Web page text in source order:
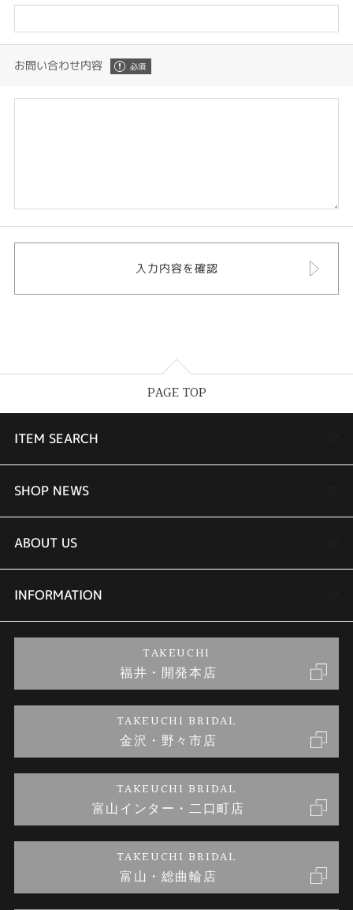
お問い合わせ内容
PAGE TOP
ITEM SEARCH
婚約指輪
結婚指輪
セットリング
婚約ネックレス
金・プラチナのお取引
SHOP NEWS
TAKEUCHI BRIDAL金沢本店情報
商品一覧
ブランドリスト
金澤指輪工房｜手作りペアリング
金澤指輪工房｜手作り結婚指輪 and 婚約指輪
金澤指輪工房｜手作り婚約指輪プロポーズプラン
ABOUT US
会社概要
お客様の声
INFORMATION
プライバシーポリシー
TAKEUCHI
福井・開発本店
TAKEUCHI BRIDAL
金沢・野々市店
TAKEUCHI BRIDAL
富山インター・二口町店
TAKEUCHI BRIDAL
富山・総曲輪店